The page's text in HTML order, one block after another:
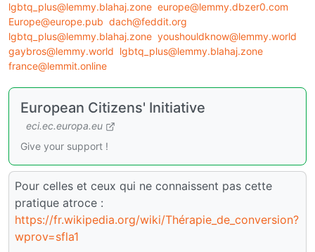
lgbtq_plus@lemmy.blahaj.zone europe@lemmy.dbzer0.com
Europe@europe.pub dach@feddit.org
lgbtq_plus@lemmy.blahaj.zone youshouldknow@lemmy.world
gaybros@lemmy.world lgbtq_plus@lemmy.blahaj.zone
france@lemmit.online
European Citizens' Initiative
eci.ec.europa.eu
Give your support !
Pour celles et ceux qui ne connaissent pas cette
pratique atroce :
https://fr.wikipedia.org/wiki/Thérapie_de_conversion?
wprov=sfla1